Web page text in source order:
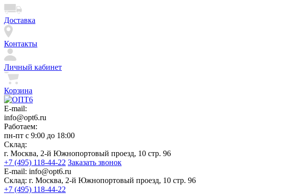
Доставка
Контакты
Личный кабинет
Корзина
E-mail:
info@opt6.ru
Работаем:
пн-пт с 9:00 до 18:00
Склад:
г. Москва, 2-й Южнопортовый проезд, 10 стр. 96
+7 (495) 118-44-22 Заказать звонок
E-mail: info@opt6.ru
Склад: г. Москва, 2-й Южнопортовый проезд, 10 стр. 96
+7 (495) 118-44-22